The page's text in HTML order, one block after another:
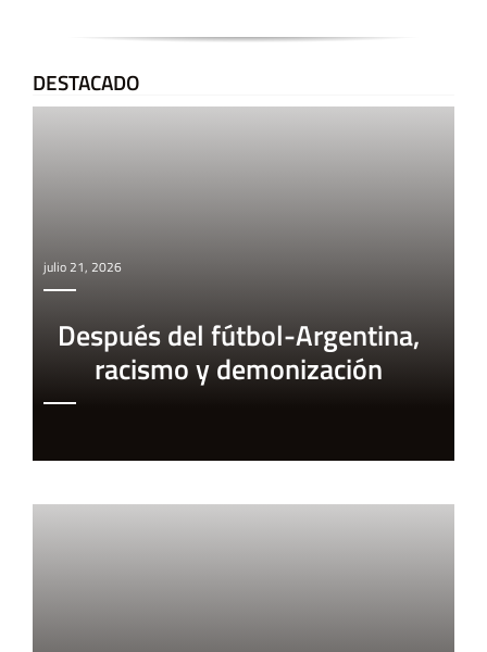
DESTACADO
julio 21, 2026
Después del fútbol-Argentina,
racismo y demonización